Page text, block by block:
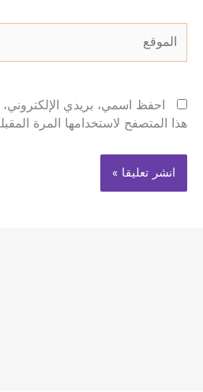
احفظ اسمي، بريدي
هذا المتصفح لاستخدامها المرة